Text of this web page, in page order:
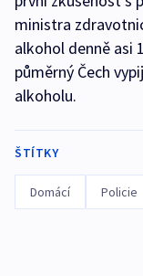
ministra
alkohol denně asi
půměrný Čech
alkoholu.
ŠTÍTKY
Domácí Policie